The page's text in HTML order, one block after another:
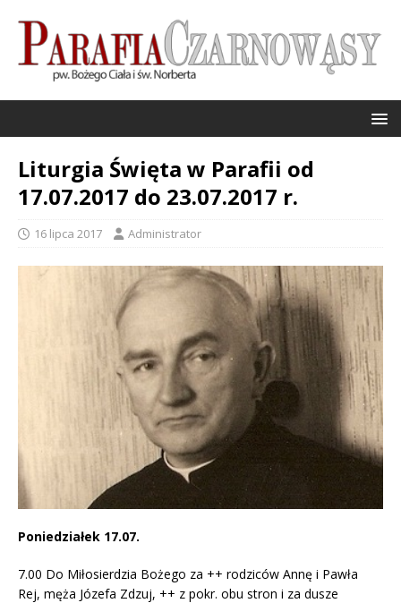
Liturgia Święta w Parafii od
17.07.2017 do 23.07.2017 r.
16 lipca 2017 Administrator
Poniedziałek 17.07.
7.00 Do Miłosierdzia Bożego za ++ rodziców Annę i Pawła
Rej, męża Józefa Zdzuj, ++ z pokr. obu stron i za dusze